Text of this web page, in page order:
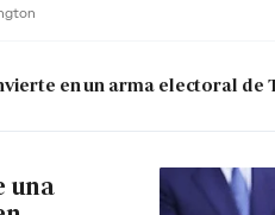
en un arma electoral de
una